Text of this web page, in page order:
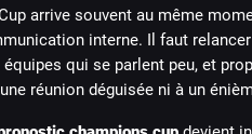
arrive souvent au même
interne. Il faut
qui se parlent peu, et
réunion déguisée ni à un